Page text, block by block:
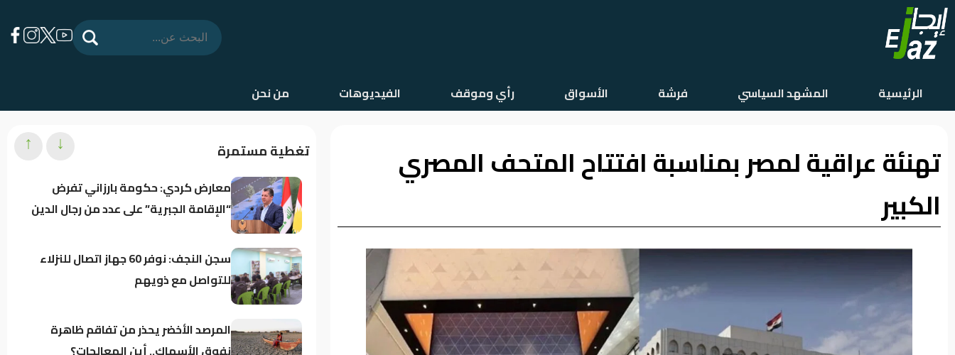
الرئيسية
المشهد
السياسي
فرشة
الأسواق
رأي
وموقف
الفيديوهات
الرئيسية المشهد السياسي فرشة الأسواق رأي وموقف الفيديوهات من نحن
تهنئة عراقية لمصر بمناسبة افتتاح المتحف المصري
الكبير
تغطية مستمرة
معارض كردي: حكومة بارزاني تفرض
“الإقامة الجبرية” على عدد من رجال الدين
سجن النجف: نوفر 60 جهاز اتصال للنزلاء
للتواصل مع ذويهم
المرصد الأخضر يحذر من تفاقم ظاهرة
نفوق الأسماك.. أين المعالجات؟
↓
↑